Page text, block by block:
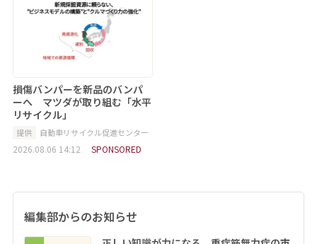
損傷バンパーを新品のバンパ
ーへ マツダが取り組む「水平
リサイクル」
提供 自動車リサイクル促進センター
2026.08.06 14:12 SPONSORED
編集部からのお知らせ